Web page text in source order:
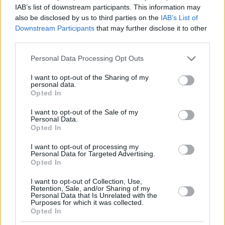
IAB’s list of downstream participants. This information may
also be disclosed by us to third parties on the IAB’s List of
Downstream Participants that may further disclose it to other
Please note that this website/app uses one or more Google
not limited to your visit or usage behaviour. You may click to
grant or deny consent to Google and its third-party tags to
use your data for below specified purposes in below Google
consent section.
Personal Data Processing Opt Outs
I want to opt-out of the Sharing of my
personal data.
Opted In
I want to opt-out of the Sale of my
Personal Data.
Opted In
I want to opt-out of processing my
Personal Data for Targeted Advertising.
Opted In
I want to opt-out of Collection, Use,
Retention, Sale, and/or Sharing of my
Personal Data that Is Unrelated with the
Purposes for which it was collected.
Opted In
Investitionen unterstützt, darunter die Modernisierung des
ungarischen Stromnetzes, Förderprogramme für kleine und
mittlere Unternehmen, Projekte für Studentenwohnungen und
erschwinglichen Wohnraum sowie die Modernisierung der
Eisenbahn und des HÉV-Vorortzuges.
Weitere 4,2 Milliarden Euro aus dem EU-Kohäsionsfonds
öffentlicher Verkehr, Umweltschutz und Hochwasserschutz
zur Verfügung stehen.